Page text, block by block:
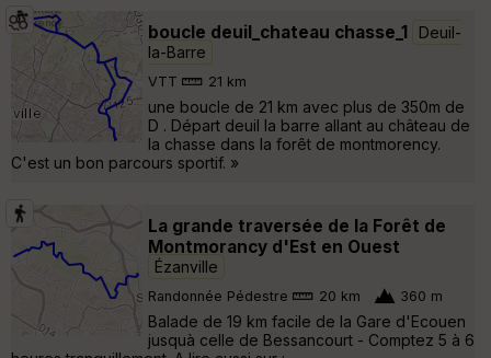
boucle deuil_chateau chasse_1
Deuil-
la-Barre
VTT 21 km
une boucle de 21 km avec plus de 350m de
D . Départ deuil la barre allant au château de
la chasse dans la forêt de montmorency.
C'est un bon parcours sportif. »
La grande traversée de la Forêt de
Montmorancy d'Est en Ouest
Ézanville
Randonnée Pédestre 20 km 360 m
Balade de 19 km facile de la Gare d'Ecouen
jusquà celle de Bessancourt - Comptez 5 à 6